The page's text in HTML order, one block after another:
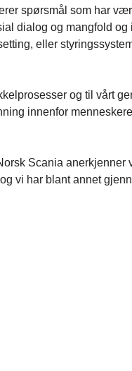
spørsmål som har
dialog og mangfold
eller
og til vårt
innenfor
Scania
vi har blant annet